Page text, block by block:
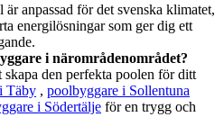
anpassad för det svenska klimatet,
energilösningar som ger dig ett
i närområdenområdet?
den perfekta poolen för ditt
Täby , poolbyggare i Sollentuna
i Södertälje för en trygg och